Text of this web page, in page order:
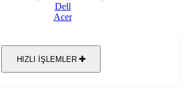
Dell
Acer
HIZLI İŞLEMLER